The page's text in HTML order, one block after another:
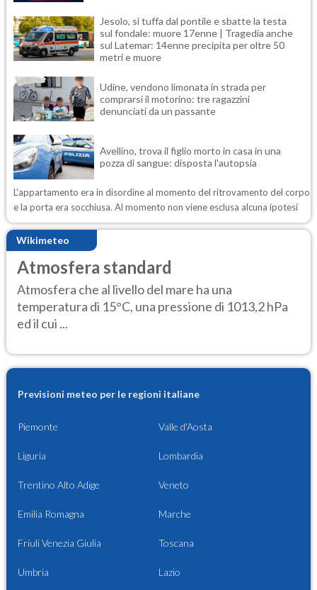
Jesolo, si tuffa dal pontile e sbatte la testa
sul fondale: muore 17enne | Tragedia anche
sul Latemar: 14enne precipita per oltre 50
metri e muore
Udine, vendono limonata in strada per
comprarsi il motorino: tre ragazzini
denunciati da un passante
Avellino, trova il figlio morto in casa in una
pozza di sangue: disposta l'autopsia
L'appartamento era in disordine al momento del ritrovamento del corpo
e la porta era socchiusa. Al momento non viene esclusa alcuna ipotesi
Wikimeteo
Atmosfera standard
Atmosfera che al livello del mare ha una
temperatura di 15°C, una pressione di 1013,2 hPa
ed il cui ...
Previsioni meteo per le regioni italiane
Piemonte Valle d'Aosta
Liguria Lombardia
Trentino Alto Adige Veneto
Emilia Romagna Marche
Friuli Venezia Giulia Toscana
Umbria Lazio